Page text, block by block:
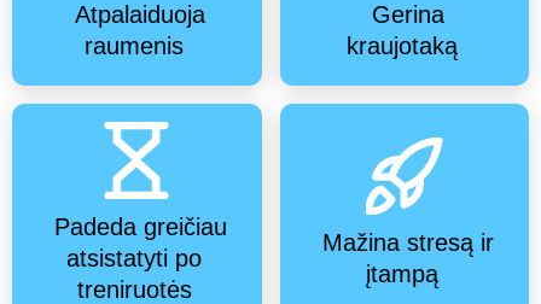
Atpalaiduoja
raumenis
Gerina
kraujotaką
Padeda greičiau
atsistatyti po
treniruotės
Mažina stresą ir
įtampą